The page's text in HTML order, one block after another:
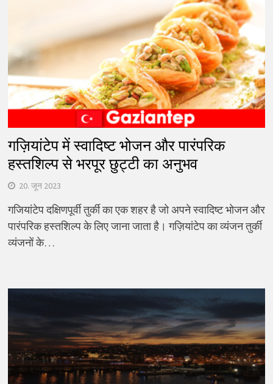
गज़ियांटेप में स्वादिष्ट भोजन और पारंपरिक
हस्तशिल्प से भरपूर छुट्टी का अनुभव
20. जून 2023
गजियांटेप दक्षिणपूर्वी तुर्की का एक शहर है जो अपने स्वादिष्ट भोजन और
पारंपरिक हस्तशिल्प के लिए जाना जाता है। गज़ियांटेप का व्यंजन तुर्की
व्यंजनों के…